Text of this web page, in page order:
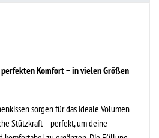
Komfort – in vielen Größen
sorgen für das ideale Volumen
Stützkraft – perfekt, um deine